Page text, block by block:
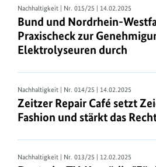
Nachhaltigkeit | Nr. 015/25 | 14.02.2025
Bund und Nordrhein-
Praxischeck zur
Elektrolyseuren durch
Nachhaltigkeit | Nr. 014/25 | 14.02.2025
Zeitzer Repair Café setzt
Fashion und stärkt das
Nachhaltigkeit | Nr. 013/25 | 12.02.2025